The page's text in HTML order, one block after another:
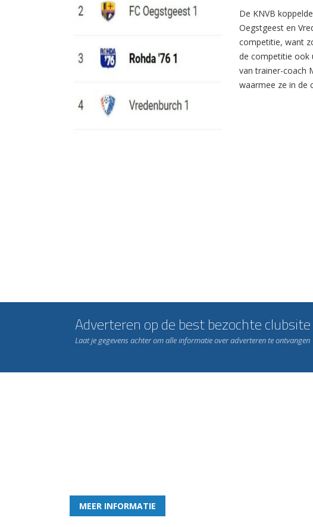
De KNVB
Oegstgeest en
competitie, want
de competitie ook
van trainer-coach
waarmee ze in de
Adverteren op de best bezochte
Laat je gegevens achter om alle informatie over adverteren te ontvangen
MEER INFORMATIE